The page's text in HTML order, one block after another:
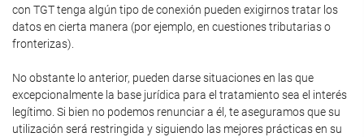
con TGT tenga algún tipo de conexión pueden exigirnos tratar los
datos en cierta manera (por ejemplo, en cuestiones tributarias o
fronterizas).
No obstante lo anterior, pueden darse situaciones en las que
excepcionalmente la base jurídica para el tratamiento sea el interés
legítimo. Si bien no podemos renunciar a él, te aseguramos que su
utilización será restringida y siguiendo las mejores prácticas en su